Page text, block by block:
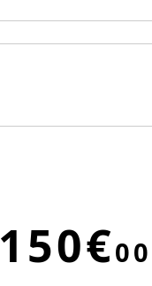
150€00